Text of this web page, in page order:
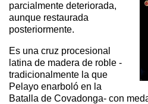
parcialmente deteriorada,
aunque restaurada
posteriormente.
Es una cruz procesional
latina de madera de roble -
tradicionalmente la que
Pelayo enarboló en la
Batalla de Covadonga- con